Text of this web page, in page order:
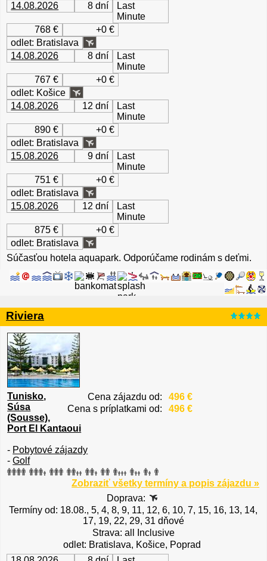
14.08.2026
8 dní
Last
Minute
768 €
+0 €
odlet: Bratislava
14.08.2026
8 dní
Last
Minute
767 €
+0 €
odlet: Košice
14.08.2026
12 dní
Last
Minute
890 €
+0 €
odlet: Bratislava
15.08.2026
9 dní
Last
Minute
751 €
+0 €
odlet: Bratislava
15.08.2026
12 dní
Last
Minute
875 €
+0 €
odlet: Bratislava
Súčasťou hotela aquapark. Odporúčame rodinám s deťmi.
Riviera
Cena zájazdu od:
496 €
Cena s príplatkami od:
496 €
Tunisko,
Súsa
(Sousse),
Port El Kantaoui
- Pobytové zájazdy
-Golf
Zobraziť všetky termíny a popis zájazdu »
Doprava:
Termíny od: 18.08., 5, 4, 8, 9, 11, 12, 6, 10, 7, 15, 16, 13, 14,
17, 19, 22, 29, 31 dňové
Strava: all Inclusive
odlet: Bratislava, Košice, Poprad